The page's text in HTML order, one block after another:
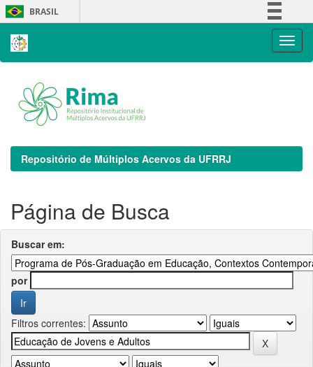
Skip
navigation
BRASIL
Repositório de Múltiplos Acervos da UFRRJ
Página de Busca
Buscar em:
por
Filtros correntes: